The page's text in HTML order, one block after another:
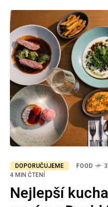
DOPORUČUJEME FOOD
4 MIN ČTENÍ
Nejlepší